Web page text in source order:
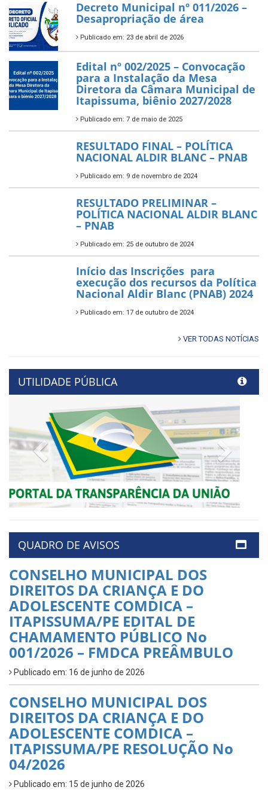
Decreto Municipal nº 011/2026 –
Desapropriação de área
Publicado em: 23 de abril de 2026
Edital nº 002/2025 – Convocação
para a Instalação da Mesa
Diretora da Câmara Municipal de
Itapissuma, biênio 2027/2028
Publicado em: 7 de maio de 2025
RESULTADO FINAL – POLÍTICA
NACIONAL ALDIR BLANC – PNAB
Publicado em: 9 de novembro de 2024
RESULTADO PRELIMINAR –
POLÍTICA NACIONAL ALDIR BLANC
– PNAB
Publicado em: 25 de outubro de 2024
Início das Inscrições para
execução dos recursos da Política
Nacional Aldir Blanc (PNAB) 2024
Publicado em: 17 de outubro de 2024
VER TODAS NOTÍCIAS
UTILIDADE PÚBLICA
Previous
QUADRO DE AVISOS
CONSELHO MUNICIPAL DOS
DIREITOS DA CRIANÇA E DO
ADOLESCENTE COMDICA –
ITAPISSUMA/PE EDITAL DE
CHAMAMENTO PÚBLICO No
001/2026 – FMDCA PREÂMBULO
Publicado em: 16 de junho de 2026
CONSELHO MUNICIPAL DOS
DIREITOS DA CRIANÇA E DO
ADOLESCENTE COMDICA –
ITAPISSUMA/PE RESOLUÇÃO No
04/2026
Publicado em: 15 de junho de 2026